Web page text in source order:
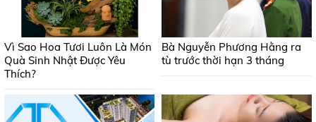
Vì Sao Hoa Tươi Luôn Là Món
Quà Sinh Nhật Được Yêu
Thích?
Bà Nguyễn Phương Hằng ra
tù trước thời hạn 3 tháng